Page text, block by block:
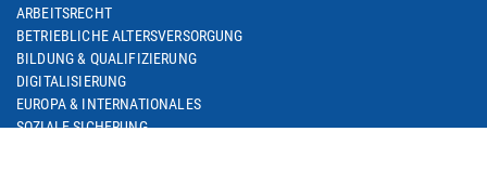
ARBEITSRECHT
BETRIEBLICHE ALTERSVERSORGUNG
BILDUNG & QUALIFIZIERUNG
DIGITALISIERUNG
EUROPA & INTERNATIONALES
SOZIALE SICHERUNG